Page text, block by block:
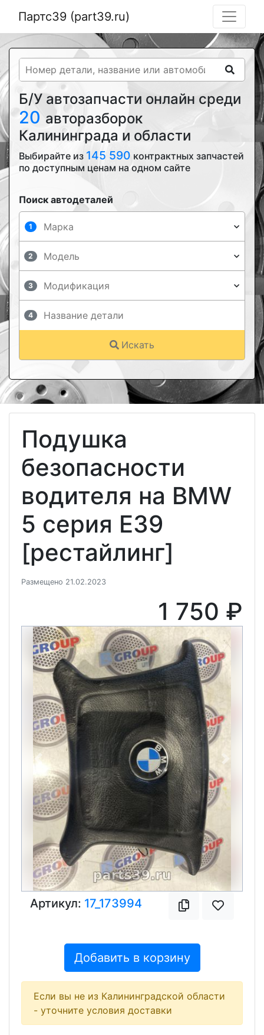
Партс39 (part39.ru)
Б/У автозапчасти онлайн среди
20 авторазборок
Калининграда и области
Выбирайте из 145 590 контрактных запчастей
по доступным ценам на одном сайте
Поиск автодеталей
1
2
3
4
Искать
Подушка
безопасности
водителя на BMW
5 серия E39
[рестайлинг]
Размещено 21.02.2023
1 750 ₽
Previous Next
Артикул: 17_173994
Добавить в корзину
Если вы не из Калининградской области
- уточните условия доставки